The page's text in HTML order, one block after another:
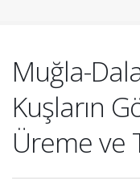
Muğla-
Kuşların
Üreme ve